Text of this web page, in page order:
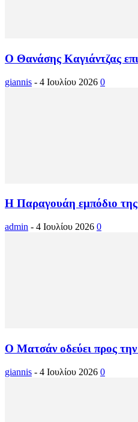
Ο Θανάσης Καγιάντζας
giannis - 4 Ιουλίου 2026 0
Η Παραγουάη εμπόδιο της
admin - 4 Ιουλίου 2026 0
Ο Ματσάν οδεύει προς
giannis - 4 Ιουλίου 2026 0